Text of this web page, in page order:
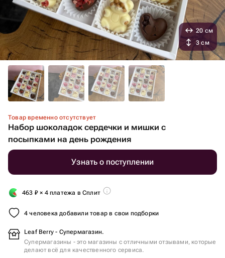
Товар временно отсутствует
Набор шоколадок сердечки и мишки с
посыпками на день рождения
Узнать о поступлении
463 ₽ × 4 платежа в Сплит
4 человека добавили товар в свои подборки
Leaf Berry - Супермагазин.
Супермагазины - это магазины с отличными отзывами, которые
делают всё для качественного сервиса.
20 см
3 см